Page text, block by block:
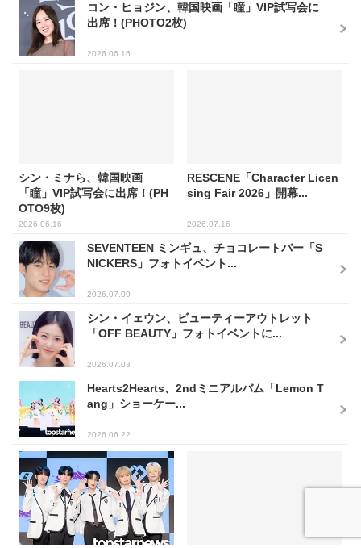
コン・ヒョジン、韓国映画「瞳」VIP試写会に
出席！(PHOTO2枚)
2026.06.16
シン・ミナら、韓国映画
「瞳」VIP試写会に出席！(PH
OTO9枚)
2026.06.16
RESCENE「Character Licen
sing Fair 2026」開幕...
2026.07.16
SEVENTEEN ミンギュ、チョコレートバー「S
NICKERS」フォトイベント...
2026.07.09
シン・イェウン、ビューティーアウトレット
「OFF BEAUTY」フォトイベントに...
2026.07.03
Hearts2Hearts、2ndミニアルバム「Lemon T
ang」ショーケー...
2026.06.22